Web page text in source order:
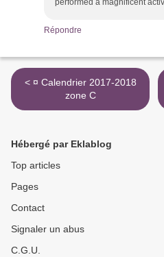
performed a magnificent
Répondre
< ¤ Calendrier 2017-2018
zone C
Hébergé par Eklablog
Top articles
Pages
Contact
Signaler un abus
C.G.U.